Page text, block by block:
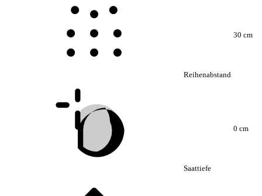
Reihenabstand
30 cm
Saattiefe
0 cm